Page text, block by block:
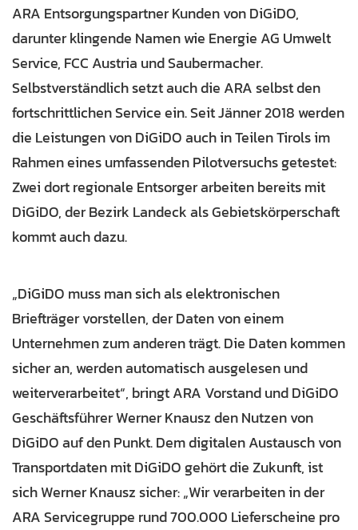
ARA Entsorgungspartner Kunden von DiGiDO,
darunter klingende Namen wie Energie AG Umwelt
Service, FCC Austria und Saubermacher.
Selbstverständlich setzt auch die ARA selbst den
fortschrittlichen Service ein. Seit Jänner 2018 werden
die Leistungen von DiGiDO auch in Teilen Tirols im
Rahmen eines umfassenden Pilotversuchs getestet:
Zwei dort regionale Entsorger arbeiten bereits mit
DiGiDO, der Bezirk Landeck als Gebietskörperschaft
kommt auch dazu.
„DiGiDO muss man sich als elektronischen
Briefträger vorstellen, der Daten von einem
Unternehmen zum anderen trägt. Die Daten kommen
sicher an, werden automatisch ausgelesen und
weiterverarbeitet“, bringt ARA Vorstand und DiGiDO
Geschäftsführer Werner Knausz den Nutzen von
DiGiDO auf den Punkt. Dem digitalen Austausch von
Transportdaten mit DiGiDO gehört die Zukunft, ist
sich Werner Knausz sicher: „Wir verarbeiten in der
ARA Servicegruppe rund 700.000 Lieferscheine pro